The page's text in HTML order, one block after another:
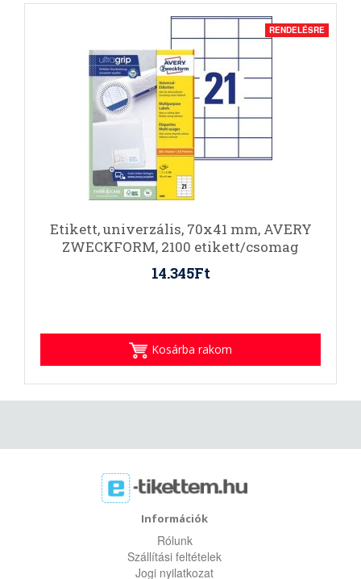
RENDELÉSRE
Etikett, univerzális, 70x41 mm, AVERY
ZWECKFORM, 2100 etikett/csomag
14.345Ft
Kosárba rakom
Információk
Rólunk
Szállítási feltételek
Jogi nyilatkozat